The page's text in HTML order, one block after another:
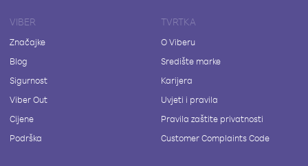
VIBER
Značajke
Blog
Sigurnost
Viber Out
Cijene
Podrška
TVRTKA
O Viberu
Središte marke
Karijera
Uvjeti i pravila
Pravila zaštite privatnosti
Customer Complaints Code